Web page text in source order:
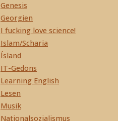
Genesis
Georgien
I fucking love science!
Islam/Scharia
Ísland
IT-Gedöns
Learning English
Lesen
Musik
Nationalsozialismus